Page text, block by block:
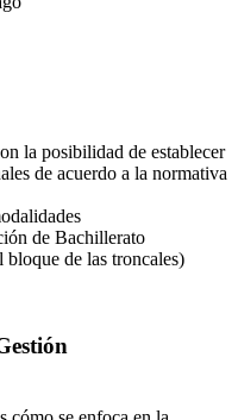
la posibilidad de establecer
de acuerdo a la normativa
de Bachillerato
bloque de las troncales)